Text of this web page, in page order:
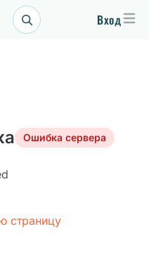
Вход
Ошибка сервера
страницу